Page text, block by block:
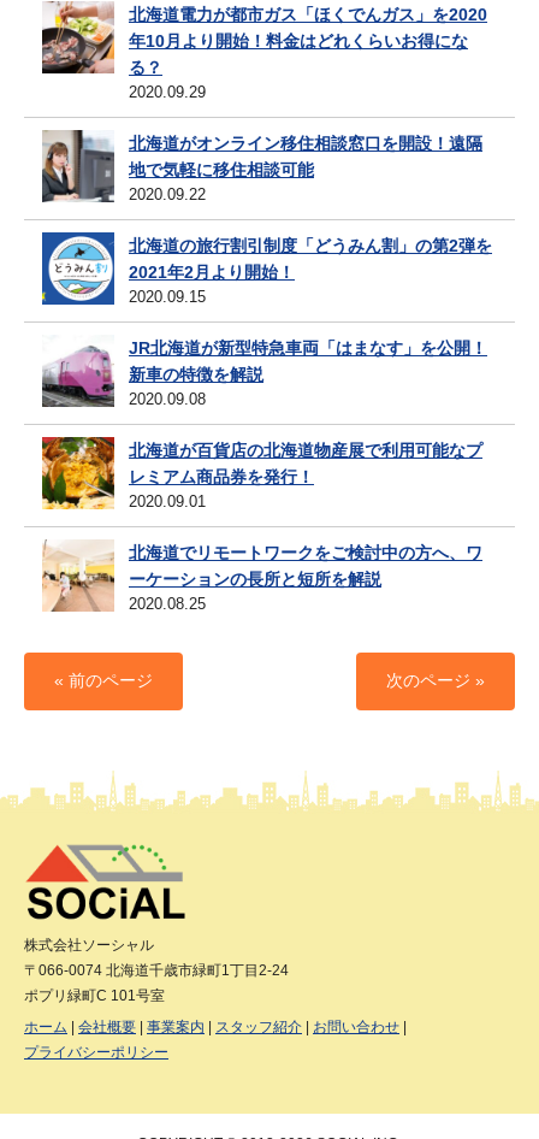
北海道電力が都市ガス「ほくでんガス」を2020
年10月より開始！料金はどれくらいお得にな
る？
2020.09.29
北海道がオンライン移住相談窓口を開設！遠隔
地で気軽に移住相談可能
2020.09.22
北海道の旅行割引制度「どうみん割」の第2弾を
2021年2月より開始！
2020.09.15
JR北海道が新型特急車両「はまなす」を公開！
新車の特徴を解説
2020.09.08
北海道が百貨店の北海道物産展で利用可能なプ
レミアム商品券を発行！
2020.09.01
北海道でリモートワークをご検討中の方へ、ワ
ーケーションの長所と短所を解説
2020.08.25
« 前のページ 次のページ »
株式会社ソーシャル
〒066-0074 北海道千歳市緑町1丁目2-24
ポプリ緑町C 101号室
ホーム
会社概要 事業案内 スタッフ紹介
お問い合わせ
プライバシーポリシー